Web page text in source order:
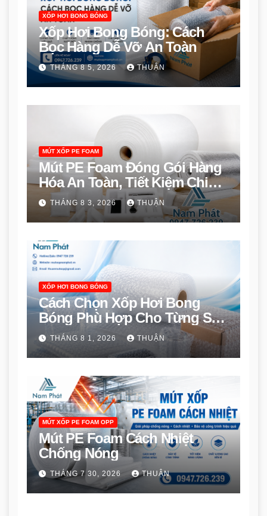
XỐP HƠI BONG BÓNG
Xốp Hơi Bong Bóng: Cách
Bọc Hàng Dễ Vỡ An Toàn
THÁNG 8 5, 2026 THUẬN
MÚT XỐP PE FOAM
Mút PE Foam Đóng Gói Hàng
Hóa An Toàn, Tiết Kiệm Chi
PhíTHÁNG 8 3, 2026 THUẬN
XỐP HƠI BONG BÓNG
Cách Chọn Xốp Hơi Bong
Bóng Phù Hợp Cho Từng Sản
Phẩm
THÁNG 8 1, 2026 THUẬN
MÚT XỐP PE FOAM OPP
Mút PE Foam Cách Nhiệt
Chống Nóng
THÁNG 7 30, 2026 THUẬN